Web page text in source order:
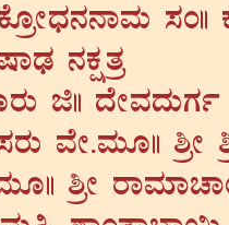
¸ÀA||
£ÀPÀëvÀæ
f|| zÉÃªÀzÀÄUÀð
ªÉÃ.ªÀÄÆ|| ²æÃ
²æÃ